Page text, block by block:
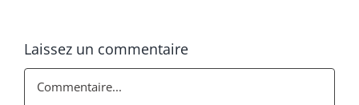
Laissez un commentaire
Commentaire